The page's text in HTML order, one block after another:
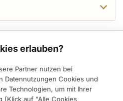
erlauben?
Partner nutzen bei
Datennutzungen Cookies und
Technologien, um mit Ihrer
(Klick auf "Alle Cookies